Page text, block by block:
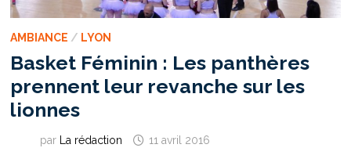
AMBIANCE / LYON
Basket Féminin : Les panthères
prennent leur revanche sur les
lionnes
par La rédaction 11 avril 2016